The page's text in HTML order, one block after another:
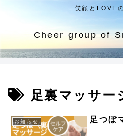
笑顔とLOVE
Cheer group of
足裏マッサー
お知らせ 足つぼ